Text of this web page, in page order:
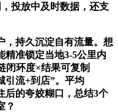
投放中及时数据，还支
持久沉淀自有流量。想
精准锁定当地3-5公里内
闭环度×结果可复制
引流+到店”。平均
后的夸姣糊口，总结3个
？